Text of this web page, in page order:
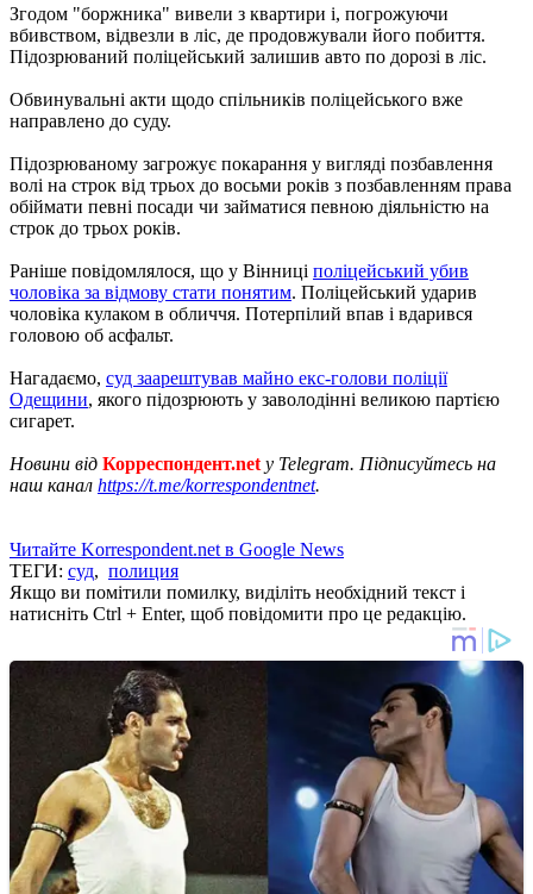
Згодом "боржника" вивели з квартири і, погрожуючи
вбивством, відвезли в ліс, де продовжували його побиття.
Підозрюваний поліцейський залишив авто по дорозі в ліс.
Обвинувальні акти щодо спільників поліцейського вже
направлено до суду.
Підозрюваному загрожує покарання у вигляді позбавлення
волі на строк від трьох до восьми років з позбавленням права
обіймати певні посади чи займатися певною діяльністю на
строк до трьох років.
Раніше повідомлялося, що у Вінниці поліцейський убив
чоловіка за відмову стати понятим. Поліцейський ударив
чоловіка кулаком в обличчя. Потерпілий впав і вдарився
головою об асфальт.
Нагадаємо, суд заарештував майно екс-голови поліції
Одещини, якого підозрюють у заволодінні великою партією
сигарет.
Новини від Корреспондент.net у Telegram. Підписуйтесь на
наш канал https://t.me/korrespondentnet.
Читайте Korrespondent.net в Google News
ТЕГИ: суд, полиция
Якщо ви помітили помилку, виділіть необхідний текст і
натисніть Ctrl + Enter, щоб повідомити про це редакцію.